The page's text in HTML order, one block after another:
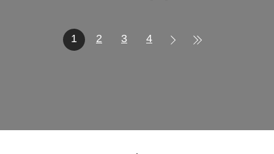
1 2 3 4